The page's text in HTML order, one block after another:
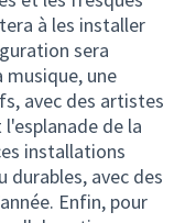
à les installer
sera
musique, une
avec des artistes
de la
installations
avec des
Enfin, pour